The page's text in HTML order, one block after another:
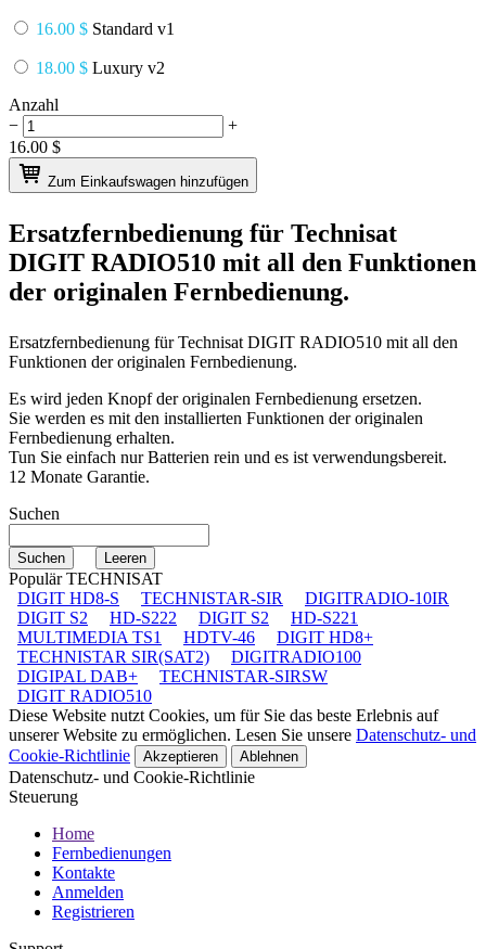
16.00 $ Standard v1
18.00 $ Luxury v2
Anzahl
−
+
16.00 $
Zum Einkaufswagen hinzufügen
Ersatzfernbedienung für Technisat
DIGIT RADIO510 mit all den Funktionen
der originalen Fernbedienung.
Ersatzfernbedienung fürTechnisat DIGIT RADIO510 mit all den
Funktionen der originalen Fernbedienung.
Es wird jeden Knopf der originalen Fernbedienung ersetzen.
Sie werden es mit den installierten Funktionen der originalen
Fernbedienung erhalten.
Tun Sie einfach nur Batterien rein und es ist verwendungsbereit.
12 Monate Garantie.
Suchen
Populär TECHNISAT
DIGIT HD8-S
TECHNISTAR-SIR
DIGITRADIO-10IR
DIGIT S2
HD-S222 DIGIT S2
HD-S221
MULTIMEDIA TS1
HDTV-46
DIGIT HD8+
TECHNISTAR SIR(SAT2)
DIGITRADIO100
DIGIPAL DAB+
TECHNISTAR-SIRSW
DIGIT RADIO510
Diese Website nutzt Cookies, um für Sie das beste Erlebnis auf
unserer Website zu ermöglichen. Lesen Sie unsere Datenschutz- und
Cookie-Richtlinie
Akzeptieren Ablehnen
Datenschutz- und Cookie-Richtlinie
Steuerung
Home
Fernbedienungen
Kontakte
Anmelden
Registrieren